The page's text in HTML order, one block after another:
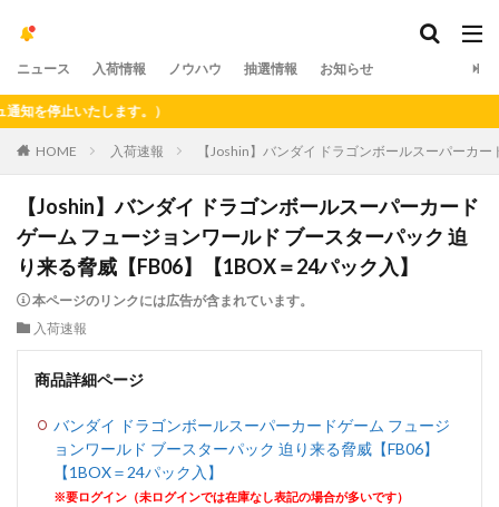
ニュース 入荷情報 ノウハウ 抽選情報 お知らせ
停止いたします。）
HOME 入荷速報 【Joshin】バンダイ ドラゴンボールスーパーカ
【Joshin】バンダイ ドラゴンボールスーパーカード
ゲーム フュージョンワールド ブースターパック 迫
り来る脅威【FB06】【1BOX＝24パック入】
本ページのリンクには広告が含まれています。
入荷速報
商品詳細ページ
バンダイ ドラゴンボールスーパーカードゲーム フュージ
ョンワールド ブースターパック 迫り来る脅威【FB06】
【1BOX＝24パック入】
※要ログイン（未ログインでは在庫なし表記の場合が多いです）